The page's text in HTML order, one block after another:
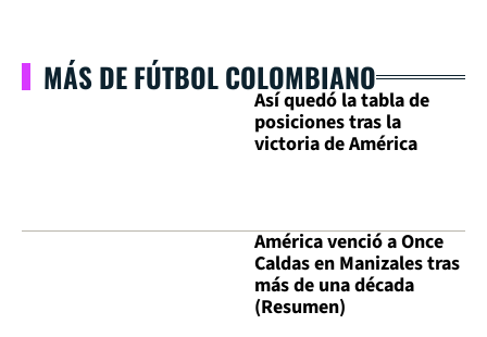
MÁS DE FÚTBOL COLOMBIANO
Así quedó la tabla de
posiciones tras la
victoria de América
América venció a Once
Caldas en Manizales tras
más de una década
(Resumen)